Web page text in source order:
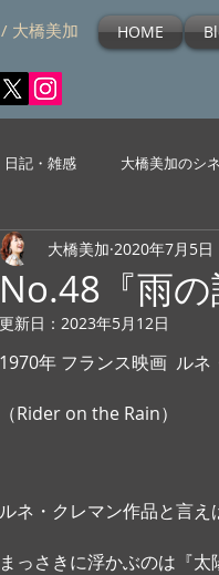
大橋美加 HOME
日記・雑感 大橋美加のシ
No.48『雨の
大橋美加 2020年7月5日
更新日： 2023年5月12日
1970年 フランス映画  ルネ
（Rider on the Rain）
ルネ・クレマン作品と言え
まっさきに浮かぶのは『太